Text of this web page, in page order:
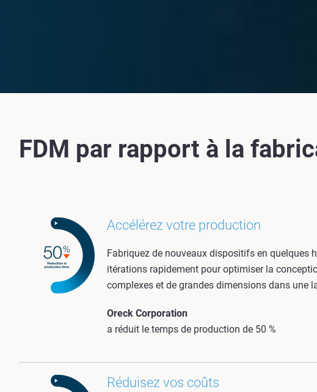
FDM par rapport à la
Accélérez votre production
Fabriquez de nouveaux dispositifs en quelques
itérations rapidement pour optimiser la
complexes et de grandes dimensions dans une
Oreck Corporation
a réduit le temps de production de 50 %
Réduisez vos coûts